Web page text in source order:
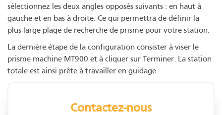
sélectionnez les deux angles opposés suivants : en haut à
gauche et en bas à droite. Ce qui permettra de définir la
plus large plage de recherche de prisme pour votre station.
La dernière étape de la configuration consister à viser le
prisme machine MT900 et à cliquer sur Terminer. La station
totale est ainsi prête à travailler en guidage.
Contactez-nous